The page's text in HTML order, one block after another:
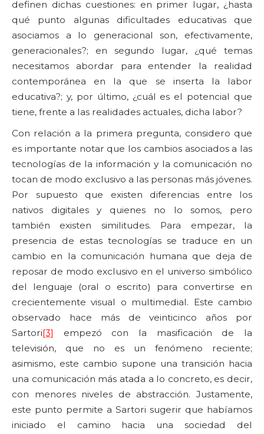
definen dichas cuestiones: en primer lugar, ¿hasta
qué punto algunas dificultades educativas que
asociamos a lo generacional son, efectivamente,
generacionales?; en segundo lugar, ¿qué temas
necesitamos abordar para entender la realidad
contemporánea en la que se inserta la labor
educativa?; y, por último, ¿cuál es el potencial que
tiene, frente a las realidades actuales, dicha labor?
Con relación a la primera pregunta, considero que
es importante notar que los cambios asociados a las
tecnologías de la información y la comunicación no
tocan de modo exclusivo a las personas más jóvenes.
Por supuesto que existen diferencias entre los
nativos digitales y quienes no lo somos, pero
también existen similitudes. Para empezar, la
presencia de estas tecnologías se traduce en un
cambio en la comunicación humana que deja de
reposar de modo exclusivo en el universo simbólico
del lenguaje (oral o escrito) para convertirse en
crecientemente visual o multimedial. Este cambio
observado hace más de veinticinco años por
Sartori[3]
empezó con la masificación de la
televisión, que no es un fenómeno reciente;
asimismo, este cambio supone una transición hacia
una comunicación más atada a lo concreto, es decir,
con menores niveles de abstracción. Justamente,
este punto permite a Sartori sugerir que habíamos
iniciado el camino hacia una sociedad del